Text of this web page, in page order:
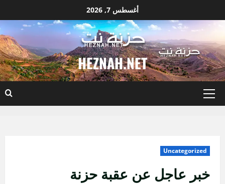
إلى
أغسطس 7, 2026
HEZNAH.NET
القائمة
Uncategorized
خبر عاجل عن عقبة حزنة